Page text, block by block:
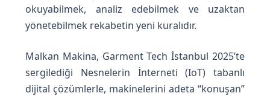
okuyabilmek, analiz edebilmek ve uzaktan
yönetebilmek rekabetin yeni kuralıdır.
Malkan Makina, Garment Tech İstanbul 2025’te
sergilediği Nesnelerin İnterneti (IoT) tabanlı
dijital çözümlerle, makinelerini adeta “konuşan”